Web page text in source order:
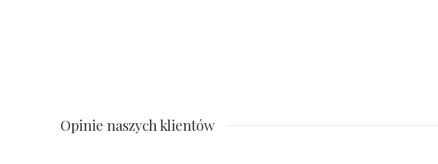
Opinie naszych klientów